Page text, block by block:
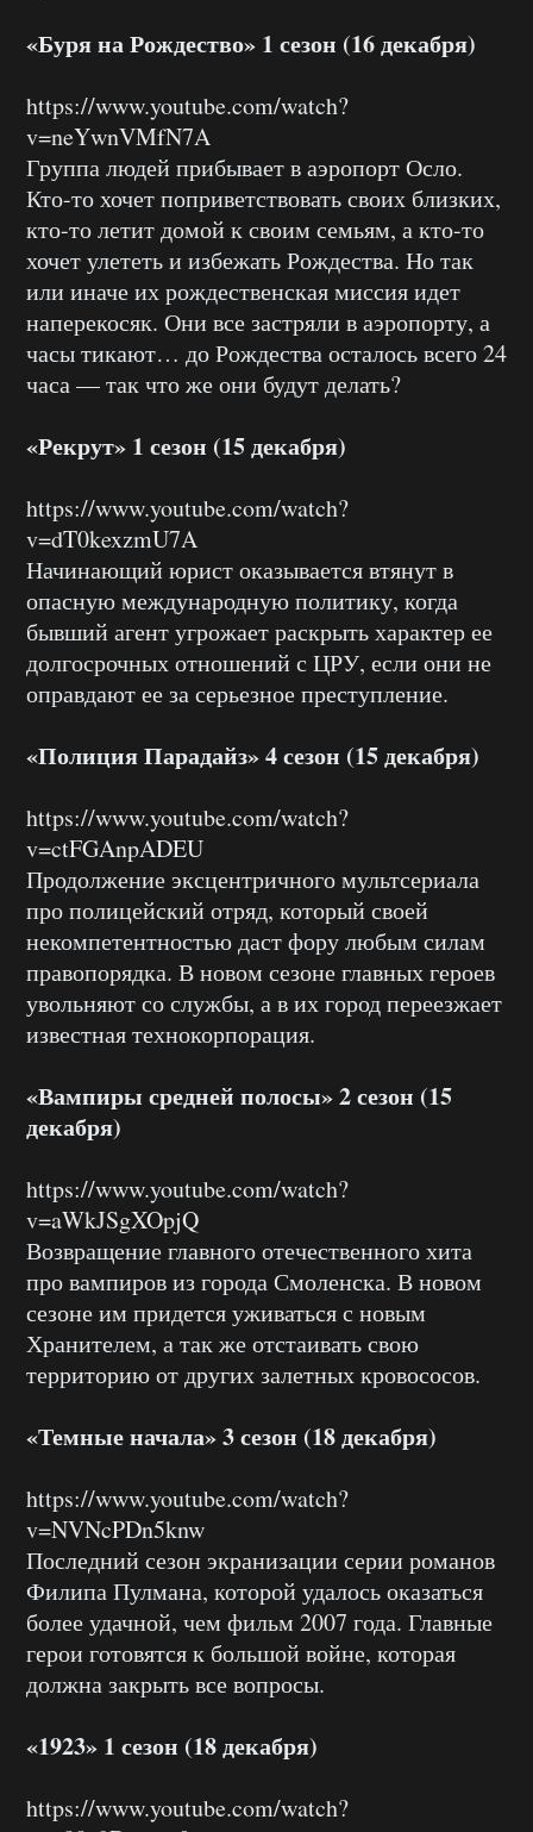
«Буря на Рождество» 1 сезон (16 декабря)
https://www.youtube.com/watch?
v=neYwnVMfN7A
Группа людей прибывает в аэропорт Осло.
Кто-то хочет поприветствовать своих близких,
кто-то летит домой к своим семьям, а кто-то
хочет улететь и избежать Рождества. Но так
или иначе их рождественская миссия идет
наперекосяк. Они все застряли в аэропорту, а
часы тикают… до Рождества осталось всего 24
часа — так что же они будут делать?
«Рекрут» 1 сезон (15 декабря)
https://www.youtube.com/watch?
v=dT0kexzmU7A
Начинающий юрист оказывается втянут в
опасную международную политику, когда
бывший агент угрожает раскрыть характер ее
долгосрочных отношений с ЦРУ, если они не
оправдают ее за серьезное преступление.
«Полиция Парадайз» 4 сезон (15 декабря)
https://www.youtube.com/watch?
v=ctFGAnpADEU
Продолжение эксцентричного мультсериала
про полицейский отряд, который своей
некомпетентностью даст фору любым силам
правопорядка. В новом сезоне главных героев
увольняют со службы, а в их город переезжает
известная технокорпорация.
«Вампиры средней полосы» 2 сезон (15
декабря)
https://www.youtube.com/watch?
v=aWkJSgXOpjQ
Возвращение главного отечественного хита
про вампиров из города Смоленска. В новом
сезоне им придется уживаться с новым
Хранителем, а так же отстаивать свою
территорию от других залетных кровососов.
«Темные начала» 3 сезон (18 декабря)
https://www.youtube.com/watch?
v=NVNcPDn5knw
Последний сезон экранизации серии романов
Филипа Пулмана, которой удалось оказаться
более удачной, чем фильм 2007 года. Главные
герои готовятся к большой войне, которая
должна закрыть все вопросы.
«1923» 1 сезон (18 декабря)
https://www.youtube.com/watch?